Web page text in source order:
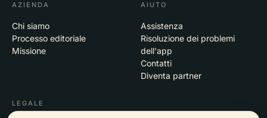
AZIENDA
Chi siamo
Processo editoriale
Missione
AIUTO
Assistenza
Risoluzione dei problemi
dell'app
Contatti
Diventa partner
LEGALE